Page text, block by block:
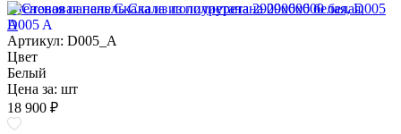
Стеновая панель Скала из полиуретана 2900х600 белая, D005
A
Артикул: D005_A
Цвет
Белый
Цена за: шт
18 900 ₽